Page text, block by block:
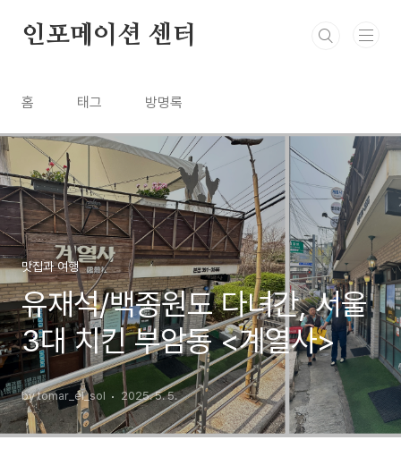
인포메이션 센터
홈 태그 방명록
맛집과 여행
유재석/백종원도 다녀간, 서울
3대 치킨 부암동 <계열사>
by tomar_el_sol 2025. 5. 5.